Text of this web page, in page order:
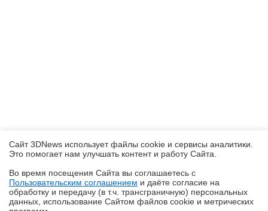
Сайт 3DNews использует файлы cookie и сервисы аналитики.
Это помогает нам улучшать контент и работу Cайта.
Во время посещения Cайта вы соглашаетесь с
Пользовательским соглашением и даёте согласие на
обработку и передачу (в т.ч. трансграничную) персональных
данных, использование Cайтом файлов cookie и метрических